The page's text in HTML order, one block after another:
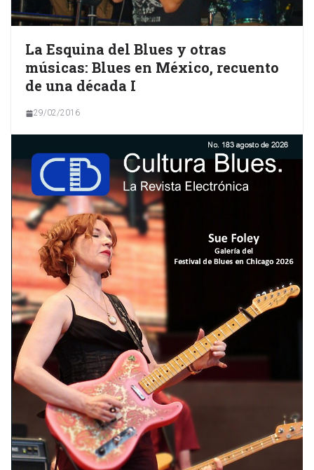
La Esquina del Blues y otras
músicas: Blues en México, recuento
de una década I
29/02/2016